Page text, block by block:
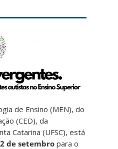
de Ensino (MEN), do
(CED), da
Catarina (UFSC), está
2 de setembro para o